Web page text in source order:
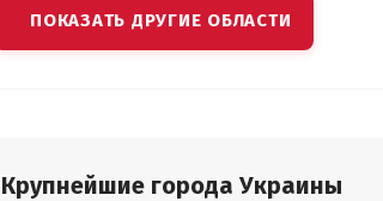
ПОКАЗАТЬ ДРУГИЕ ОБЛАСТИ
Крупнейшие города Украины